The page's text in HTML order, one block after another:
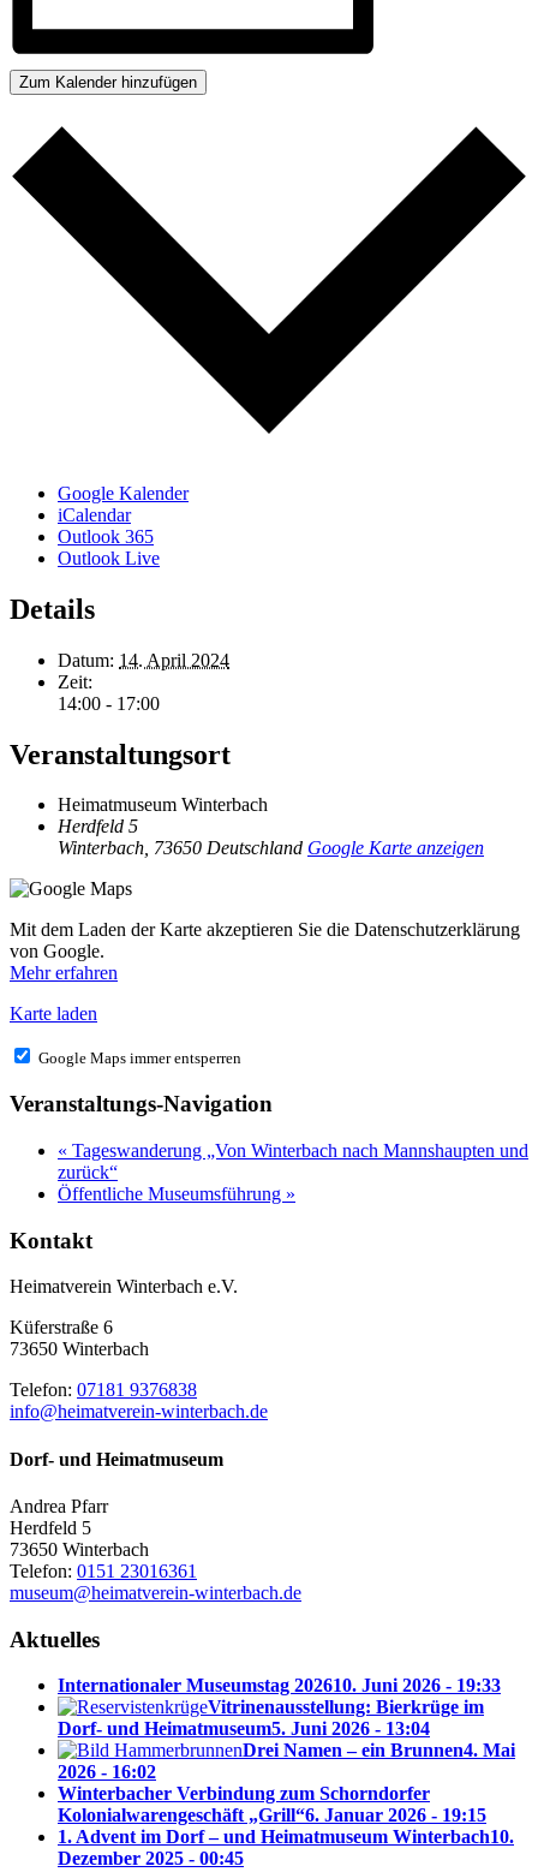
Zum Kalender hinzufügen
Google Kalender
iCalendar
Outlook 365
Outlook Live
Details
Datum: 14. April 2024
Zeit:
14:00 - 17:00
Veranstaltungsort
Heimatmuseum Winterbach
Herdfeld 5
Winterbach, 73650 Deutschland Google Karte anzeigen
Mit dem Laden der Karte akzeptieren Sie die Datenschutzerklärung
von Google.
Mehr erfahren
Karte laden
Google Maps immer entsperren
Veranstaltungs-Navigation
« Tageswanderung „Von Winterbach nach Mannshaupten und
zurück“
Öffentliche Museumsführung »
Kontakt
Heimatverein Winterbach e.V.
Küferstraße 6
73650 Winterbach
Telefon: 07181 9376838
info@heimatverein-winterbach.de
Dorf- und Heimatmuseum
Andrea Pfarr
Herdfeld 5
73650 Winterbach
Telefon: 0151 23016361
museum@heimatverein-winterbach.de
Aktuelles
Internationaler Museumstag 202610. Juni 2026 - 19:33
Vitrinenausstellung: Bierkrüge im
Dorf- und Heimatmuseum5. Juni 2026 - 13:04
Drei Namen – ein Brunnen4. Mai
2026 - 16:02
Winterbacher Verbindung zum Schorndorfer
Kolonialwarengeschäft „Grill“6. Januar 2026 - 19:15
1. Advent im Dorf – und Heimatmuseum Winterbach10.
Dezember 2025 - 00:45